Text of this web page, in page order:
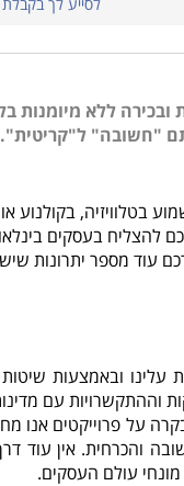
ללא מיומנות
"חשובה" ל"קריטית".
בטלוויזיה, בקולנוע
להצליח בעסקים
עוד מספר יתרונות שיש
ובאמצעות
עם
על פרוייקטים אנו
והכרחית. אין עוד
עולם העסקים.